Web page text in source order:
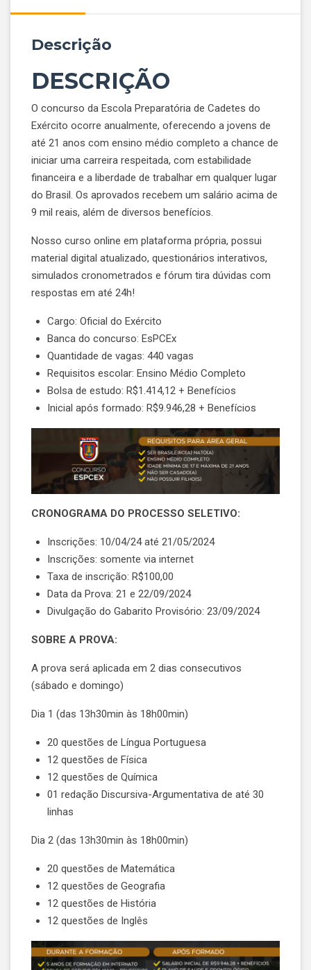
Descrição
DESCRIÇÃO
O concurso da Escola Preparatória de Cadetes do
Exército ocorre anualmente, oferecendo a jovens de
até 21 anos com ensino médio completo a chance de
iniciar uma carreira respeitada, com estabilidade
financeira e a liberdade de trabalhar em qualquer lugar
do Brasil. Os aprovados recebem um salário acima de
9 mil reais, além de diversos benefícios.
Nosso curso online em plataforma própria, possui
material digital atualizado, questionários interativos,
simulados cronometrados e fórum tira dúvidas com
respostas em até 24h!
Cargo: Oficial do Exército
Banca do concurso: EsPCEx
Quantidade de vagas: 440 vagas
Requisitos escolar: Ensino Médio Completo
Bolsa de estudo: R$1.414,12 + Benefícios
Inicial após formado: R$9.946,28 + Benefícios
CRONOGRAMA DO PROCESSO SELETIVO:
Inscrições: 10/04/24 até 21/05/2024
Inscrições: somente via internet
Taxa de inscrição: R$100,00
Data da Prova: 21 e 22/09/2024
Divulgação do Gabarito Provisório: 23/09/2024
SOBRE A PROVA:
A prova será aplicada em 2 dias consecutivos
(sábado e domingo)
Dia 1 (das 13h30min às 18h00min)
20 questões de Língua Portuguesa
12 questões de Física
12 questões de Química
01 redação Discursiva-Argumentativa de até 30
linhas
Dia 2 (das 13h30min às 18h00min)
20 questões de Matemática
12 questões de Geografia
12 questões de História
12 questões de Inglês